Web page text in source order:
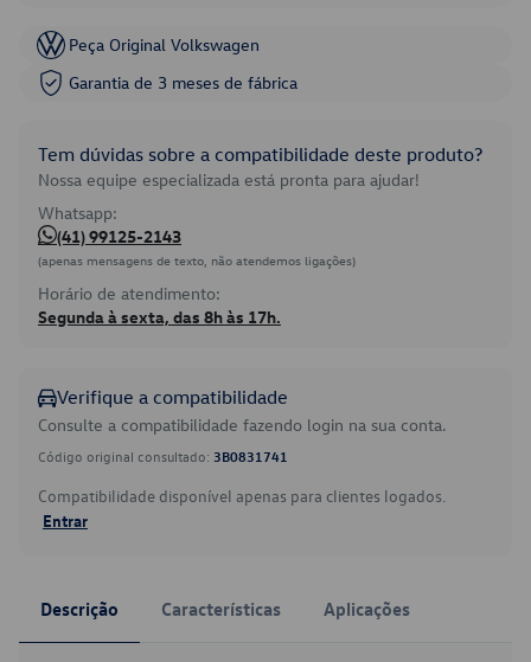
Peça Original Volkswagen
Garantia de 3 meses de fábrica
Tem dúvidas sobre a compatibilidade deste produto?
Nossa equipe especializada está pronta para ajudar!
Whatsapp:
(41) 99125-2143
(apenas mensagens de texto, não atendemos ligações)
Horário de atendimento:
Segunda à sexta, das 8h às 17h.
Verifique a compatibilidade
Consulte a compatibilidade fazendo login na sua conta.
Código original consultado: 3B0831741
Compatibilidade disponível apenas para clientes logados.
Entrar
Descrição Características Aplicações